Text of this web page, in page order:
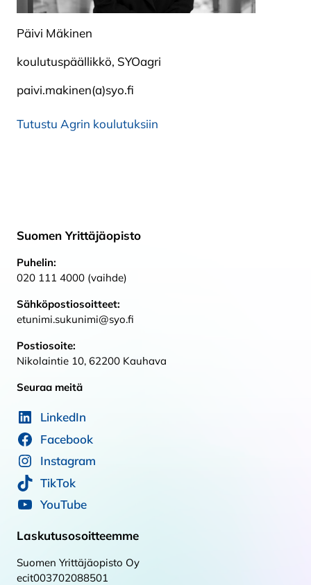
Päivi Mäkinen
koulutuspäällikkö, SYOagri
paivi.makinen(a)syo.fi
Tutustu Agrin koulutuksiin
Suomen Yrittäjäopisto
Puhelin:
020 111 4000 (vaihde)
Sähköpostiosoitteet:
etunimi.sukunimi@syo.fi
Postiosoite:
Nikolaintie 10, 62200 Kauhava
Seuraa meitä
LinkedIn
Facebook
Instagram
TikTok
YouTube
Laskutusosoitteemme
Suomen Yrittäjäopisto Oy
ecit003702088501